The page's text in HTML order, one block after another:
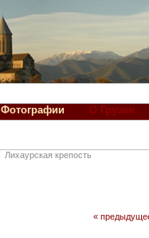
Фотографии О Грузии
Лихаурская крепость
«